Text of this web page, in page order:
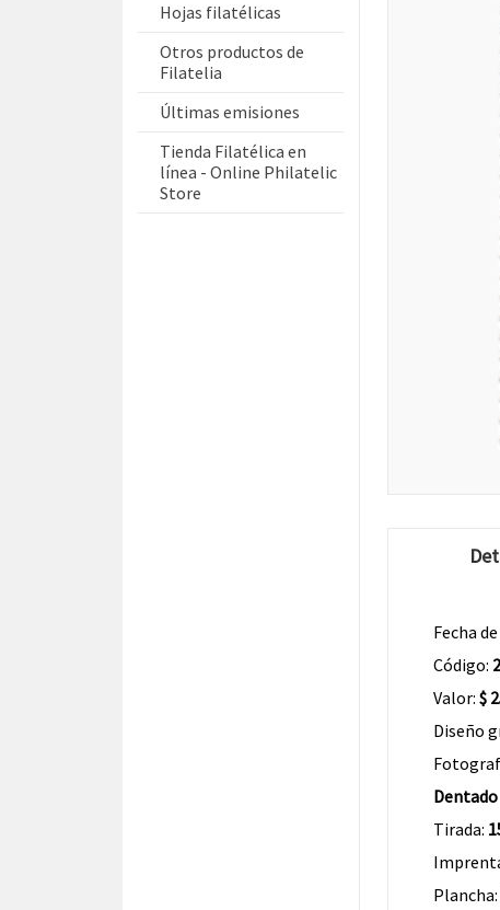
Hojas filatélicas
Otros productos de
Filatelia
Últimas emisiones
Tienda Filatélica en
línea - Online Philatelic
Store
Fecha
Código:
Valor: $
Diseño
Dentado
Tirada:
Plancha: